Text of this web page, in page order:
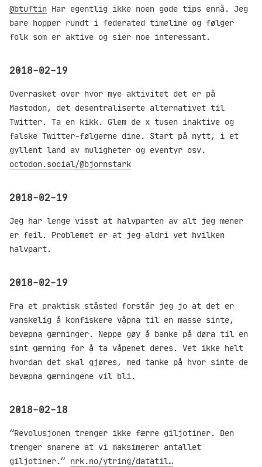
@btuftin Har egentlig ikke noen gode tips ennå. Jeg
bare hopper rundt i federated timeline og følger
folk som er aktive og sier noe interessant.
2018-02-19
Overrasket over hvor mye aktivitet det er på
Mastodon, det desentraliserte alternativet til
Twitter. Ta en kikk. Glem de x tusen inaktive og
falske Twitter-følgerne dine. Start på nytt, i et
gyllent land av muligheter og eventyr osv.
octodon.social/@bjornstark
2018-02-19
Jeg har lenge visst at halvparten av alt jeg mener
er feil. Problemet er at jeg aldri vet hvilken
halvpart.
2018-02-19
Fra et praktisk ståsted forstår jeg jo at det er
vanskelig å konfiskere våpna til en masse sinte,
bevæpna gærninger. Neppe gøy å banke på døra til en
sint gærning for å ta våpenet deres. Vet ikke helt
hvordan det skal gjøres, med tanke på hvor sinte de
bevæpna gærningene vil bli.
2018-02-18
“Revolusjonen trenger ikke færre giljotiner. Den
trenger snarere at vi maksimerer antallet
giljotiner.” nrk.no/ytring/datatil…